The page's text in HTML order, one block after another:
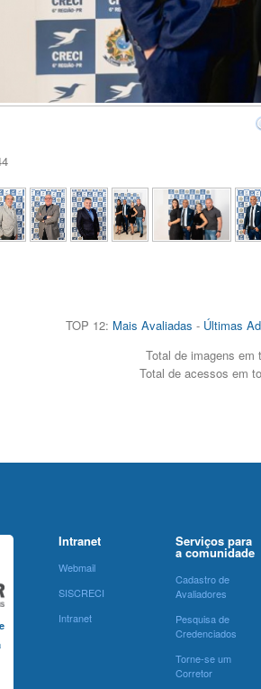
TOP 12: Mais Avaliadas - Últimas
Total de imagens em
Total de acessos em
Intranet
Webmail
SISCRECI
Intranet
Serviços para
a comunidade
Cadastro de
Avaliadores
Pesquisa de
Credenciados
Torne-se um
Corretor